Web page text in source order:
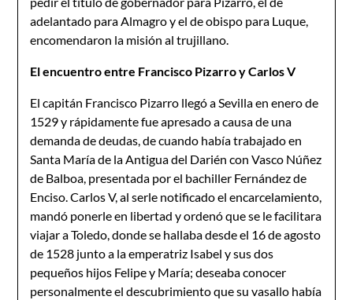
adelantado para Almagro y el de obispo para Luque,
encomendaron la misión al trujillano.
El encuentro entre Francisco Pizarro y Carlos V
El capitán Francisco Pizarro llegó a Sevilla en enero de
1529 y rápidamente fue apresado a causa de una
demanda de deudas, de cuando había trabajado en
Santa María de la Antigua del Darién con Vasco Núñez
de Balboa, presentada por el bachiller Fernández de
Enciso. Carlos V, al serle notificado el encarcelamiento,
mandó ponerle en libertad y ordenó que se le facilitara
viajar a Toledo, donde se hallaba desde el 16 de agosto
de 1528 junto a la emperatriz Isabel y sus dos
pequeños hijos Felipe y María; deseaba conocer
personalmente el descubrimiento que su vasallo había